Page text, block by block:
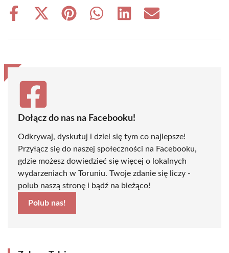
Share
Share
(Twitter)
Share
Share
Share
Share
Dołącz do nas na Facebooku!
Odkrywaj, dyskutuj i dziel się tym co najlepsze!
Przyłącz się do naszej społeczności na Facebooku,
gdzie możesz dowiedzieć się więcej o lokalnych
wydarzeniach w Toruniu. Twoje zdanie się liczy -
polub naszą stronę i bądź na bieżąco!
Polub nas!